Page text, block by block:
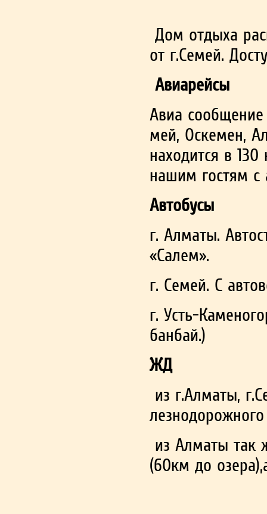
Дом отдыха
от г.Се­мей.
Авиарейсы
Ави­а
мей, Оскемен,
находится в
нашим гостям с
Автобусы
г. Ал­ма­ты.
«Салем».
г. Се­мей. С
г. Усть-
бан­бай.)
ЖД
из г.Ал­ма­ты,
из Ал­ма­ты так
(60км до